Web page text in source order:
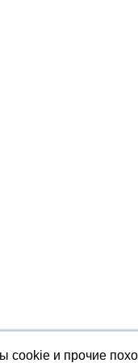
cookie и прочие